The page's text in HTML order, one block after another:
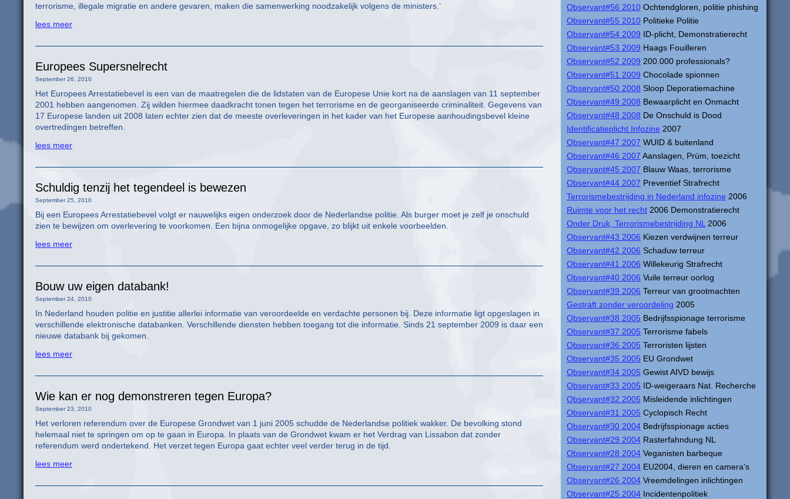
Observant#56 2010 Ochtendgloren, politie phishing
Observant#55 2010 Politieke Politie
Observant#54 2009 ID-plicht, Demonstratierecht
Observant#53 2009 Haags Fouilleren
Observant#52 2009 200.000 professionals?
Observant#51 2009 Chocolade spionnen
Observant#50 2008 Sloop Deporatiemachine
Observant#49 2008 Bewaarplicht en Onmacht
Observant#48 2008 De Onschuld is Dood
Identificatieplicht Infozine 2007
Observant#47 2007 WUID & buitenland
Observant#46 2007 Aanslagen, Prüm, toezicht
Observant#45 2007 Blauw Waas, terrorisme
Observant#44 2007 Preventief Strafrecht
Terrorismebestrijding in Nederland infozine 2006
Ruimte voor het recht 2006 Demonstratierecht
Onder Druk, Terrorismebestrijding NL 2006
Observant#43 2006 Kiezen verdwijnen terreur
Observant#42 2006 Schaduw terreur
Observant#41 2006 Willekeurig Strafrecht
Observant#40 2006 Vuile terreur oorlog
Observant#39 2006 Terreur van grootmachten
Gestraft zonder veroordeling 2005
Observant#38 2005 Bedrijfsspionage terrorisme
Observant#37 2005 Terrorisme fabels
Observant#36 2005 Terroristen lijsten
Observant#35 2005 EU Grondwet
Observant#34 2005 Gewist AIVD bewijs
Observant#33 2005 ID-weigeraars Nat. Recherche
Observant#32 2005 Misleidende inlichtingen
Observant#31 2005 Cyclopisch Recht
Observant#30 2004 Bedrijfsspionage acties
Observant#29 2004 Rasterfahndung NL
Observant#28 2004 Veganisten barbeque
Observant#27 2004 EU2004, dieren en camera's
Observant#26 2004 Vreemdelingen inlichtingen
Observant#25 2004 Incidentenpolitiek
terrorisme, illegale migratie en andere gevaren, maken die samenwerking noodzakelijk volgens de ministers.’
lees meer
Europees Supersnelrecht
September 26, 2010
Het Europees Arrestatiebevel is een van de maatregelen die de lidstaten van de Europese Unie kort na de aanslagen van 11 september
2001 hebben aangenomen. Zij wilden hiermee daadkracht tonen tegen het terrorisme en de georganiseerde criminaliteit. Gegevens van
17 Europese landen uit 2008 laten echter zien dat de meeste overleveringen in het kader van het Europese aanhoudingsbevel kleine
overtredingen betreffen.
lees meer
Schuldig tenzij het tegendeel is bewezen
September 25, 2010
Bij een Europees Arrestatiebevel volgt er nauwelijks eigen onderzoek door de Nederlandse politie. Als burger moet je zelf je onschuld
zien te bewijzen om overlevering te voorkomen. Een bijna onmogelijke opgave, zo blijkt uit enkele voorbeelden.
lees meer
Bouw uw eigen databank!
September 24, 2010
In Nederland houden politie en justitie allerlei informatie van veroordeelde en verdachte personen bij. Deze informatie ligt opgeslagen in
verschillende elektronische databanken. Verschillende diensten hebben toegang tot die informatie. Sinds 21 september 2009 is daar een
nieuwe databank bij gekomen.
lees meer
Wie kan er nog demonstreren tegen Europa?
September 23, 2010
Het verloren referendum over de Europese Grondwet van 1 juni 2005 schudde de Nederlandse politiek wakker. De bevolking stond
helemaal niet te springen om op te gaan in Europa. In plaats van de Grondwet kwam er het Verdrag van Lissabon dat zonder
referendum werd ondertekend. Het verzet tegen Europa gaat echter veel verder terug in de tijd.
lees meer